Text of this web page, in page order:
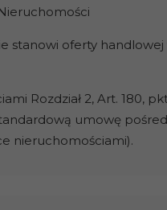
stanowi oferty
Rozdział 2, Art. 180,
umowę
nieruchomościami).